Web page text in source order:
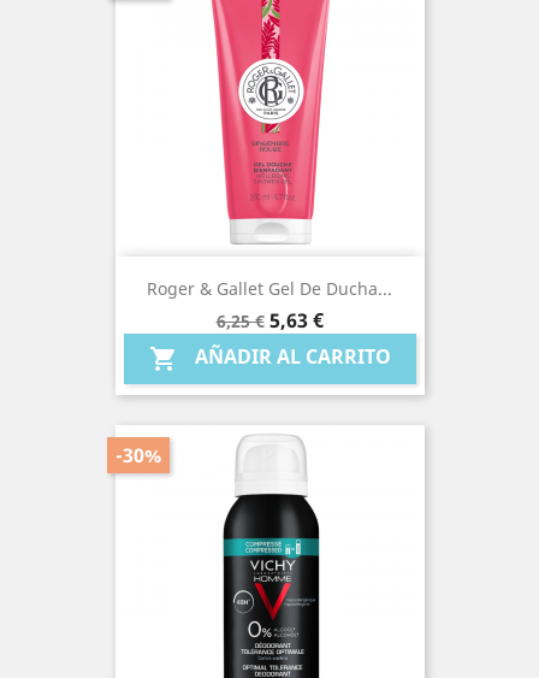
Roger & Gallet Gel De Ducha...
Precio
base
6,25 € Precio
5,63 €
 AÑADIR AL CARRITO
-30%